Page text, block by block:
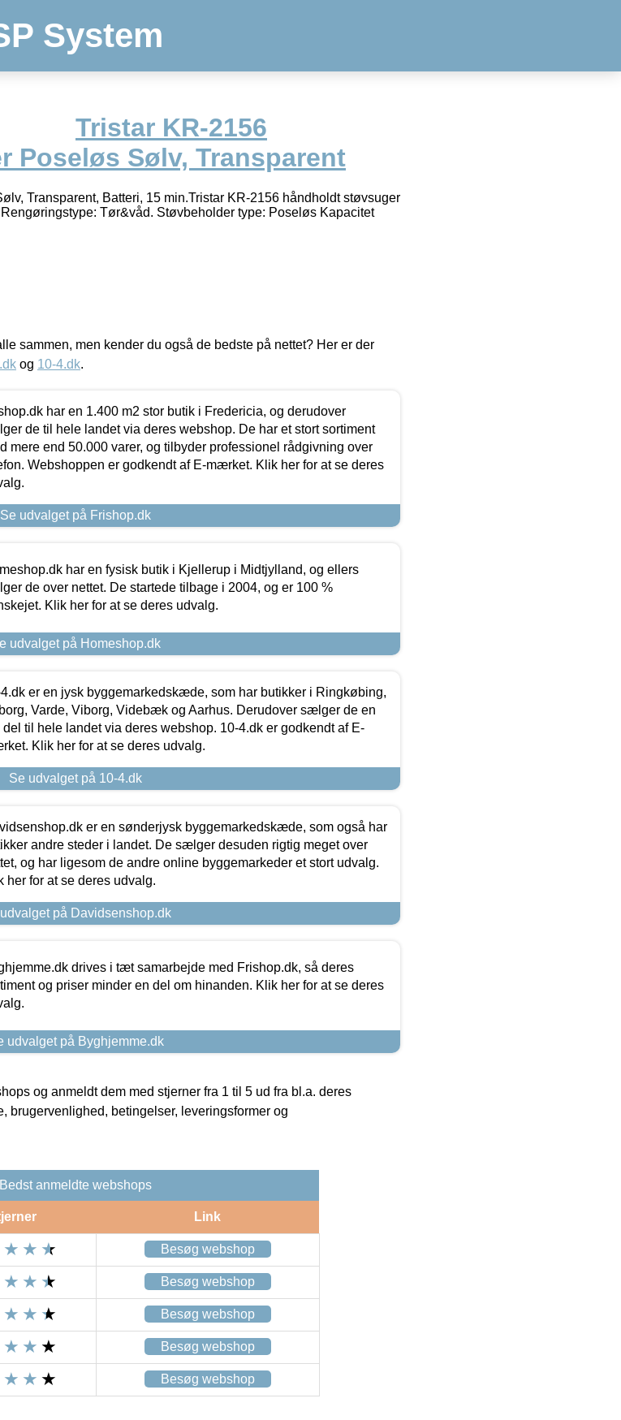
System
Tristar KR-2156
Poseløs Sølv, Transparent
Transparent, Batteri, 15 min.Tristar KR-2156 håndholdt støvsuger
Tør&våd. Støvbeholder type: Poseløs Kapacitet
sammen, men kender du også de bedste på nettet? Her er der
og 10-4.dk.
har en 1.400 m2 stor butik i Fredericia, og derudover
de til hele landet via deres webshop. De har et stort sortiment
mere end 50.000 varer, og tilbyder professionel rådgivning over
Webshoppen er godkendt af E-mærket. Klik her for at se deres
Se udvalget på Frishop.dk
har en fysisk butik i Kjellerup i Midtjylland, og ellers
de over nettet. De startede tilbage i 2004, og er 100 %
Klik her for at se deres udvalg.
udvalget på Homeshop.dk
er en jysk byggemarkedskæde, som har butikker i Ringkøbing,
Varde, Viborg, Videbæk og Aarhus. Derudover sælger de en
del til hele landet via deres webshop. 10-4.dk er godkendt af E-
Klik her for at se deres udvalg.
Se udvalget på 10-4.dk
er en sønderjysk byggemarkedskæde, som også har
andre steder i landet. De sælger desuden rigtig meget over
og har ligesom de andre online byggemarkeder et stort udvalg.
her for at se deres udvalg.
på Davidsenshop.dk
drives i tæt samarbejde med Frishop.dk, så deres
og priser minder en del om hinanden. Klik her for at se deres
udvalget på Byghjemme.dk
og anmeldt dem med stjerner fra 1 til 5 ud fra bl.a. deres
brugervenlighed, betingelser, leveringsformer og
Bedst anmeldte webshops
Link
Besøg webshop
Besøg webshop
Besøg webshop
Besøg webshop
Besøg webshop